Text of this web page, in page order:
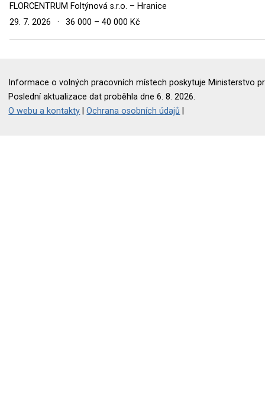
FLORCENTRUM Foltýnová s.r.o. – Hranice
29. 7. 2026
· 36 000 – 40 000 Kč
Informace o volných pracovních místech poskytuje Ministerstvo
Poslední aktualizace dat proběhla dne 6. 8. 2026.
O webu a kontakty |Ochrana osobních údajů